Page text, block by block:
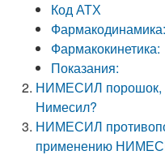
Код АТХ
Фармакодинамика:
Фармакокинетика:
Показания:
НИМЕСИЛ порошок,
Нимесил?
НИМЕСИЛ
применению